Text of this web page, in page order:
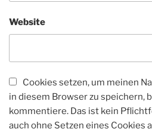
Website
Cookies setzen, um meinen
in diesem Browser zu speichern,
kommentiere. Das ist kein
auch ohne Setzen eines Cookies